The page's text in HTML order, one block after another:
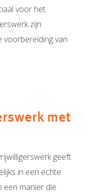
voor het
zijn
van
met
geeft
in een echte
een manier die